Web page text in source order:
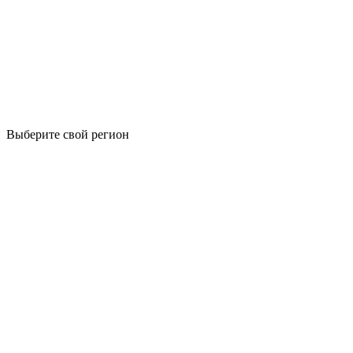
Выберите свой регион